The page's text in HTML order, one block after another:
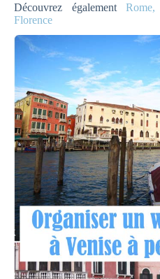
Découvrez égalementRome,
Florence